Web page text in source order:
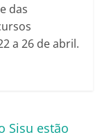
das
a 26 de abril.
Sisu estão